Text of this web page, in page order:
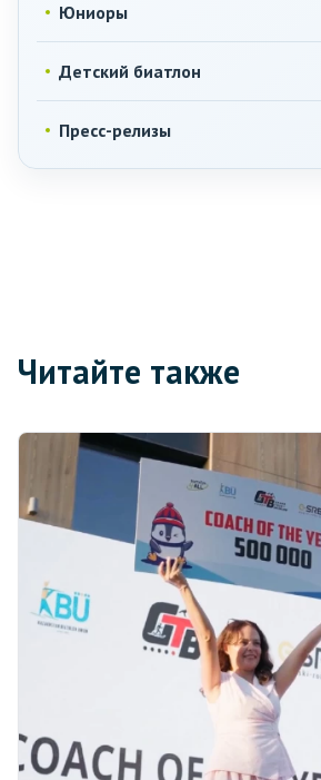
Юниоры
Детский биатлон
Пресс-релизы
Читайте также